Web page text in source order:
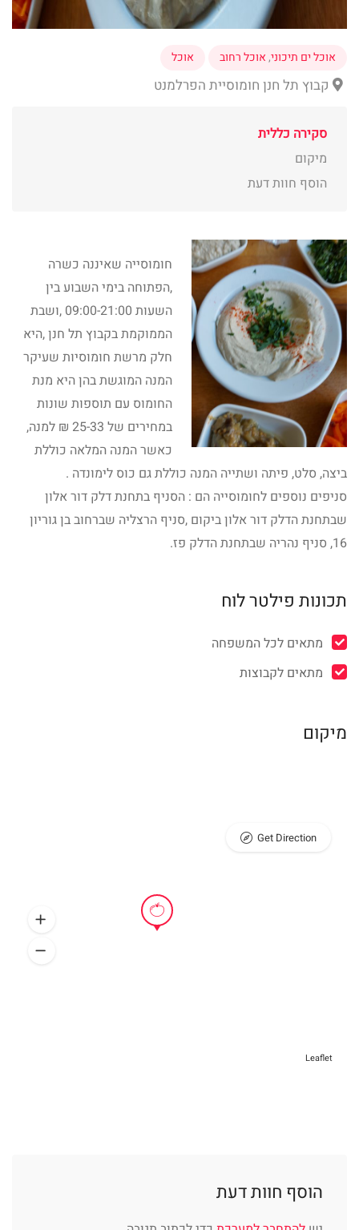
אוכל ים תיכוני,אוכל רחוב אוכל
קבוץ תל חנן חומוסיית הפרלמנט
סקירה כללית
מיקום
הוסף חוות דעת
חומוסייה שאיננה כשרה
,הפתוחה בימי השבוע בין
השעות 09:00-21:00 ,ושבת
הממוקמת בקבוץ תל חנן ,היא
חלק מרשת חומוסיות שעיקר
המנה המוגשת בהן היא מנת
החומוס עם תוספות שונות
במחירים של 25-33 ₪ למנה,
כאשר המנה המלאה כוללת
ביצה, סלט, פיתה ושתייה המנה כוללת גם כוס לימונדה .
סניפים נוספים לחומוסייה הם : הסניף בתחנת דלק דור אלון
שבתחנת הדלק דור אלון ביקום ,סניף הרצליה שברחוב בן גוריון
16, סניף נהריה שבתחנת הדלק פז.
תכונות פילטר לוח
מתאים לכל המשפחה
מתאים לקבוצות
מיקום
Leaflet
Get Direction
הוסף חוות דעת